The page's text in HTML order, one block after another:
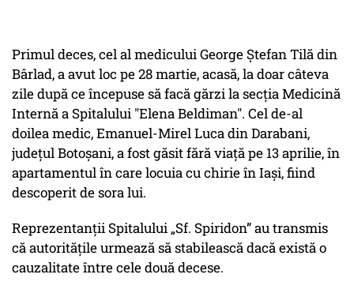
Primul deces, cel al medicului George Ștefan Tilă din
Bârlad, a avut loc pe 28 martie, acasă, la doar câteva
zile după ce începuse să facă gărzi la secția Medicină
Internă a Spitalului "Elena Beldiman". Cel de-al
doilea medic, Emanuel-Mirel Luca din Darabani,
județul Botoșani, a fost găsit fără viață pe 13 aprilie, în
apartamentul în care locuia cu chirie în Iași, fiind
descoperit de sora lui.
Reprezentanții Spitalului „Sf. Spiridon” au transmis
că autoritățile urmează să stabilească dacă există o
cauzalitate între cele două decese.